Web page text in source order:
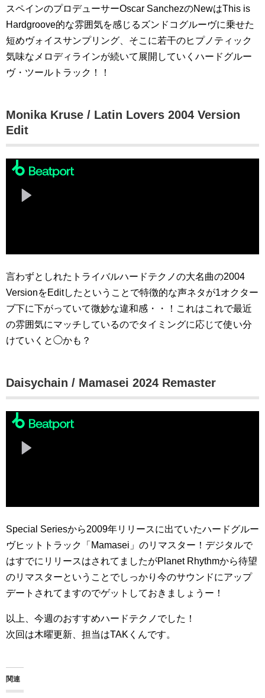
スペインのプロデューサーOscar SanchezのNewはThis is
Hardgroove的な雰囲気を感じるズンドコグルーヴに乗せた
短めヴォイスサンプリング、そこに若干のヒプノティック
気味なメロディラインが続いて展開していくハードグルー
ヴ・ツールトラック！！
Monika Kruse / Latin Lovers 2004 Version
Edit
言わずとしれたトライバルハードテクノの大名曲の2004
VersionをEditしたということで特徴的な声ネタが1オクター
ブ下に下がっていて微妙な違和感・・！これはこれで最近
の雰囲気にマッチしているのでタイミングに応じて使い分
けていくと◯かも？
Daisychain / Mamasei 2024 Remaster
Special Seriesから2009年リリースに出ていたハードグルー
ヴヒットトラック「Mamasei」のリマスター！デジタルで
はすでにリリースはされてましたがPlanet Rhythmから待望
のリマスターということでしっかり今のサウンドにアップ
デートされてますのでゲットしておきましょうー！
以上、今週のおすすめハードテクノでした！
次回は木曜更新、担当はTAKくんです。
関連